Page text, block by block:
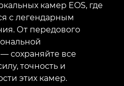
камер EOS, где
с легендарным
От передового
сохраняйте все
точность и
этих камер.